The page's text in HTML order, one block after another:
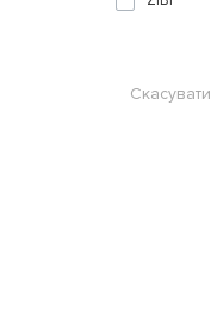
Скасувати